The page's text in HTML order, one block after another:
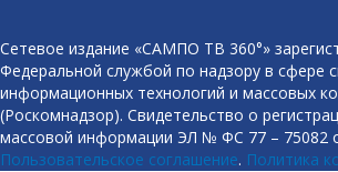
Сетевое издание «САМПО ТВ 360°»
Федеральной службой по надзору в сфере
информационных технологий и массовых
(Роскомнадзор). Свидетельство о
массовой информации ЭЛ № ФС 77 – 75082
Пользовательское соглашение. Политика